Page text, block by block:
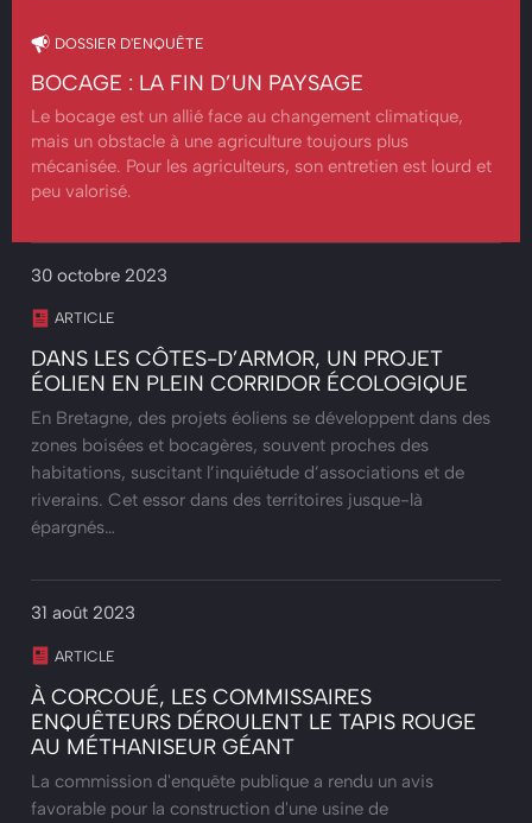
DOSSIER D'ENQUÊTE
BOCAGE : LA FIN D’UN PAYSAGE
Le bocage est un allié face au changement climatique,
mais un obstacle à une agriculture toujours plus
mécanisée. Pour les agriculteurs, son entretien est lourd et
peu valorisé.
30 octobre 2023
ARTICLE
DANS LES CÔTES-D’ARMOR, UN PROJET
ÉOLIEN EN PLEIN CORRIDOR ÉCOLOGIQUE
En Bretagne, des projets éoliens se développent dans des
zones boisées et bocagères, souvent proches des
habitations, suscitant l’inquiétude d’associations et de
riverains. Cet essor dans des territoires jusque-là
épargnés…
31 août 2023
ARTICLE
À CORCOUÉ, LES COMMISSAIRES
ENQUÊTEURS DÉROULENT LE TAPIS ROUGE
AU MÉTHANISEUR GÉANT
La commission d'enquête publique a rendu un avis
favorable pour la construction d'une usine de